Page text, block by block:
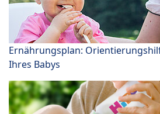
Ernährungsplan:
Ihres Babys